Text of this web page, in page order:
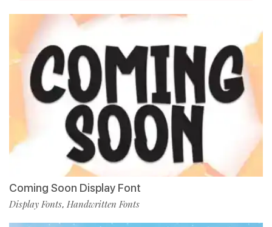
Coming Soon Display Font
Display Fonts, Handwritten Fonts